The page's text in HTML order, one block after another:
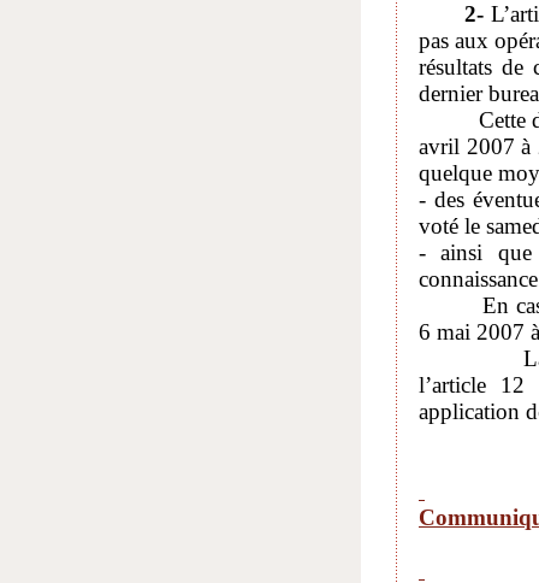
2-
pas aux
résultats de
dernier
Cette
avril 2007 à
quelque
- des
voté le
- ainsi que
En cas de
6 mai 2007
La
l’article 12
application